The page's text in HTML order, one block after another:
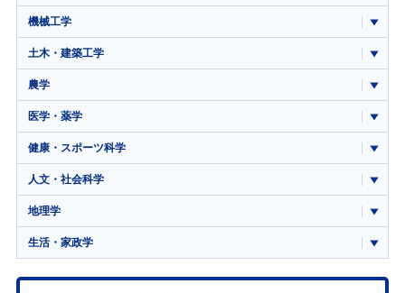
機械工学
土木・建築工学
農学
医学・薬学
健康・スポーツ科学
人文・社会科学
地理学
生活・家政学